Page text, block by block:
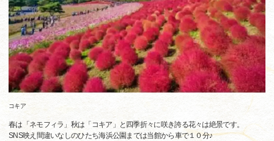
コキア
春は「ネモフィラ」秋は「コキア」と四季折々に咲き誇る花々は絶景です。
SNS映え間違いなしのひたち海浜公園までは当館から車で１０分♪